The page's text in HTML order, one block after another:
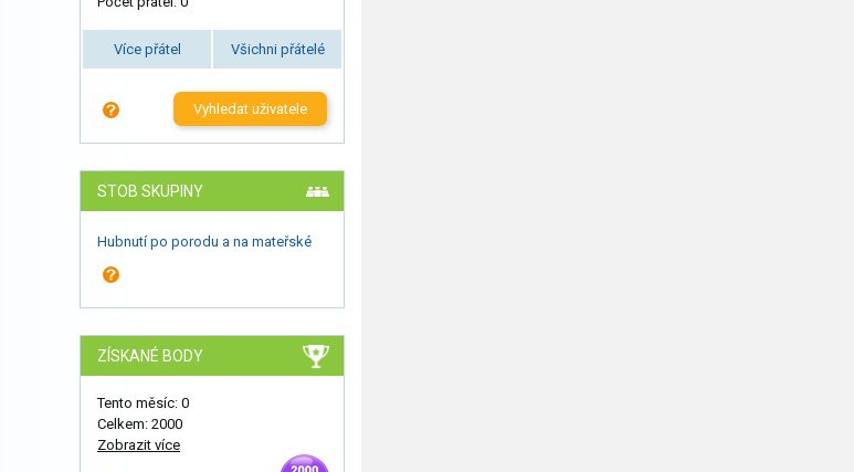
Více přátel Všichni přátelé
Vyhledat uživatele
STOB SKUPINY
Hubnutí po porodu a na mateřské
ZÍSKANÉ BODY
Tento měsíc: 0
Celkem: 2000
Zobrazit více